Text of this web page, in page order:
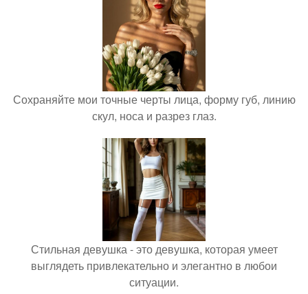
Сохраняйте мои точные черты лица, форму губ, линию
скул, носа и разрез глаз.
Стильная девушка - это девушка, которая умеет
выглядеть привлекательно и элегантно в любои
ситуации.